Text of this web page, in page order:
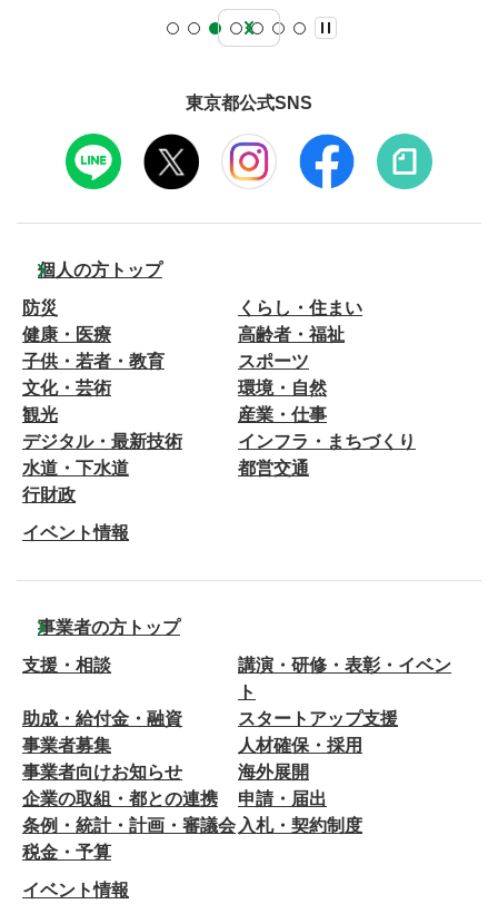
東京都公式SNS
個人の方トップ
防災
くらし・住まい
健康・医療
高齢者・福祉
子供・若者・教育
スポーツ
文化・芸術
環境・自然
観光
産業・仕事
デジタル・最新技術
インフラ・まちづくり
水道・下水道
都営交通
行財政
イベント情報
事業者の方トップ
支援・相談
講演・研修・表彰・イベン
ト
助成・給付金・融資
スタートアップ支援
事業者募集
人材確保・採用
事業者向けお知らせ
海外展開
企業の取組・都との連携
申請・届出
条例・統計・計画・審議会 入札・契約制度
税金・予算
イベント情報